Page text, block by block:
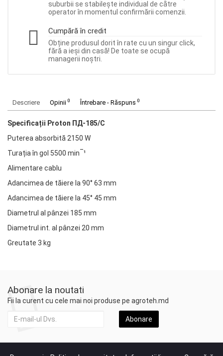
suburbii se stabilește individual de către
operator în momentul confirmării comenzii.
Cumpără în credit
Obține produsul dorit în rate cu un singur click,
fără a ieși din casă! De toate se ocupă
managerii noștri.
Descriere Opinii 0 Întrebare - Răspuns 0
Specificații Proton ПД-185/С
Puterea absorbită 2150 W
Turația în gol 5500 min‾¹
Alimentare cablu
Adancimea de tăiere la 90° 63 mm
Adancimea de tăiere la 45° 45 mm
Diametrul al pânzei 185 mm
Diametrul int. al pânzei 20 mm
Greutate 3 kg
Abonare la noutati
Fii la curent cu cele mai noi produse pe agroteh.md
Abonare